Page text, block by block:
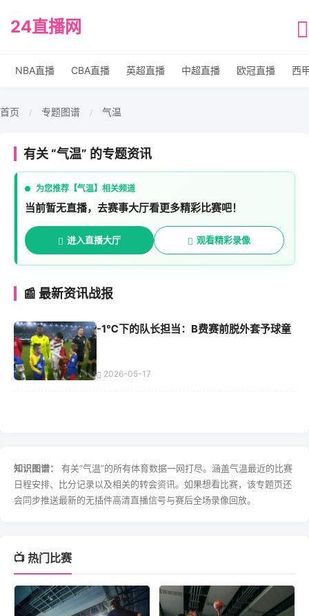
24直播网
NBA直播 CBA直播 英超直播 中超直播 欧冠直播 西
首页 / 专题图谱 / 气温
有关 “气温” 的专题资讯
为您推荐【气温】相关频道
当前暂无直播，去赛事大厅看更多精彩比赛吧！
进入直播大厅 观看精彩录像
📰 最新资讯战报
-1℃下的队长担当：B费赛前脱外套予球童
2026-05-17
知识图谱：
有关“气温”的所有体育数据一网打尽。涵盖气温最近的比赛
日程安排、比分记录以及相关的转会资讯。如果想看比赛，该专题页还
会同步推送最新的无插件高清直播信号与赛后全场录像回放。
📺 热门比赛